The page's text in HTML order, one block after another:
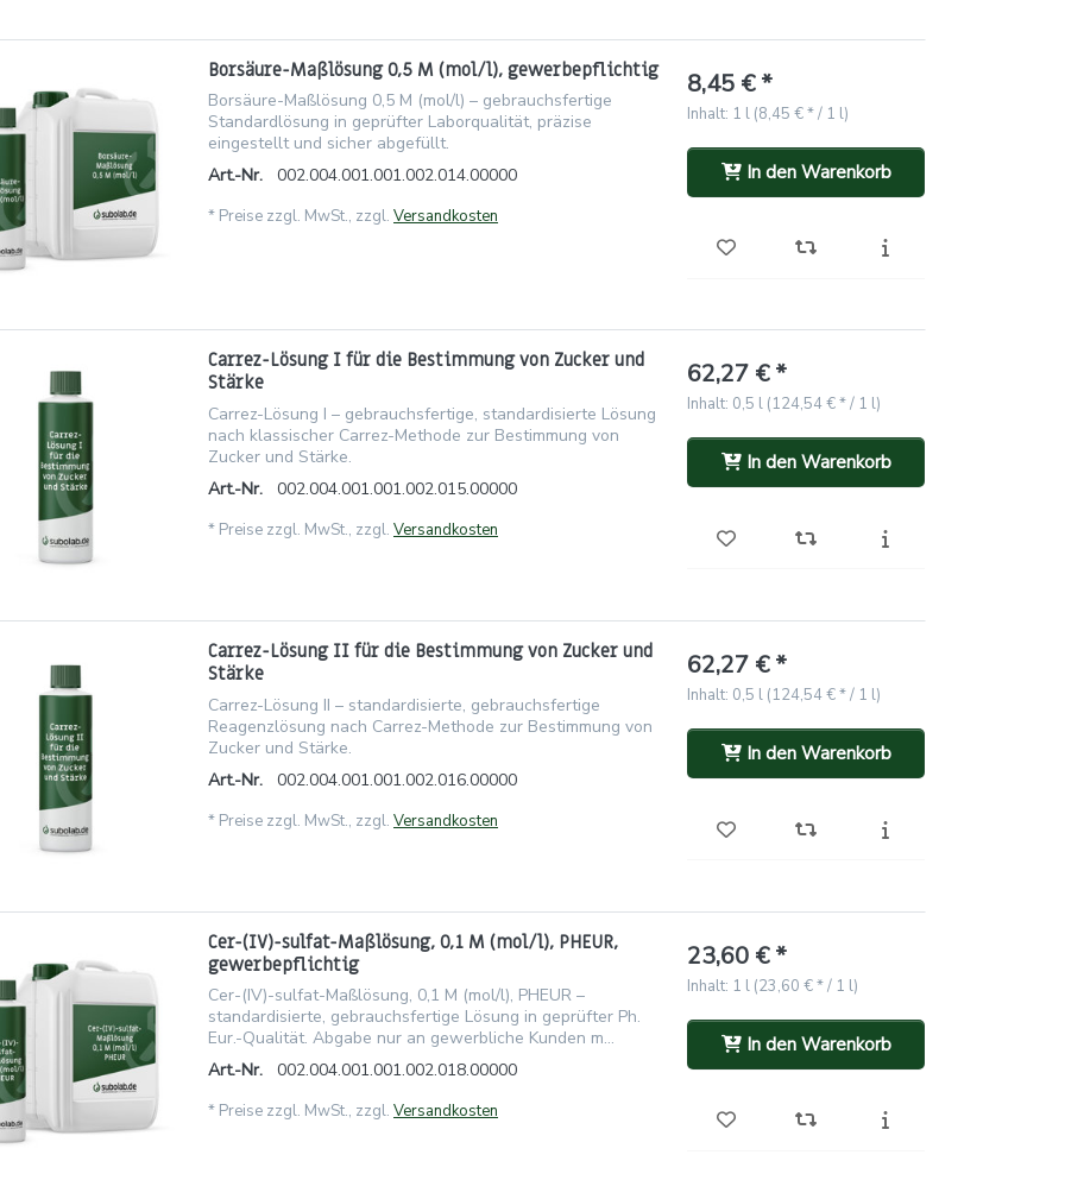
Borsäure-Maßlösung 0,5 M (mol/l), gewerbepflichtig
Borsäure-Maßlösung 0,5 M (mol/l) – gebrauchsfertige
Standardlösung in geprüfter Laborqualität, präzise
eingestellt und sicher abgefüllt.
Art.-Nr.
002.004.001.001.002.014.00000
* Preise zzgl. MwSt., zzgl. Versandkosten
8,45 € *
Inhalt: 1 l (8,45 € * / 1 l)
In den Warenkorb
Carrez-Lösung I für die Bestimmung von Zucker und
Stärke
Carrez-Lösung I – gebrauchsfertige, standardisierte Lösung
nach klassischer Carrez-Methode zur Bestimmung von
Zucker und Stärke.
Art.-Nr.
002.004.001.001.002.015.00000
* Preise zzgl. MwSt., zzgl. Versandkosten
62,27 € *
Inhalt: 0,5 l (124,54 € * / 1 l)
In den Warenkorb
Carrez-Lösung II für die Bestimmung von Zucker und
Stärke
Carrez-Lösung II – standardisierte, gebrauchsfertige
Reagenzlösung nach Carrez-Methode zur Bestimmung von
Zucker und Stärke.
Art.-Nr.
002.004.001.001.002.016.00000
* Preise zzgl. MwSt., zzgl. Versandkosten
62,27 € *
Inhalt: 0,5 l (124,54 € * / 1 l)
In den Warenkorb
Cer-(IV)-sulfat-Maßlösung, 0,1 M (mol/l), PHEUR,
gewerbepflichtig
Cer-(IV)-sulfat-Maßlösung, 0,1 M (mol/l), PHEUR –
standardisierte, gebrauchsfertige Lösung in geprüfter Ph.
Eur.-Qualität. Abgabe nur an gewerbliche Kunden m...
Art.-Nr.
002.004.001.001.002.018.00000
* Preise zzgl. MwSt., zzgl. Versandkosten
23,60 € *
Inhalt: 1 l (23,60 € * / 1 l)
In den Warenkorb